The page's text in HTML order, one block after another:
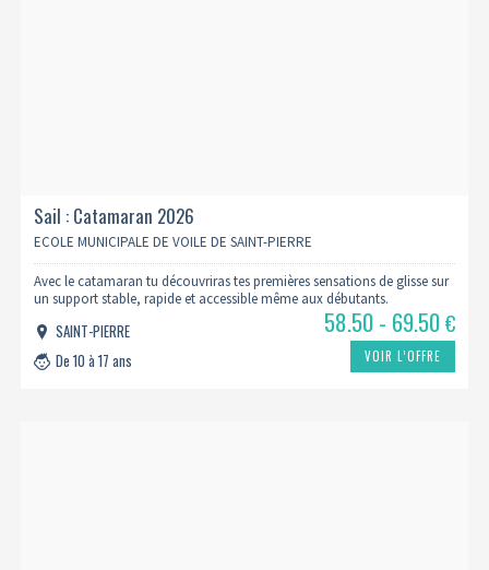
Sail : Catamaran 2026
ECOLE MUNICIPALE DE VOILE DE SAINT-PIERRE
Avec le catamaran tu découvriras tes premières sensations de glisse sur
un support stable, rapide et accessible même aux débutants.
SAINT-PIERRE
De 10 à 17 ans
58.50 - 69.50€
VOIR L’OFFRE